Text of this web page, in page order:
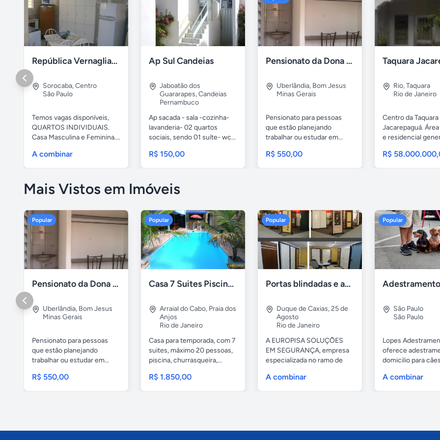
República Vernaglia-Estudantes e ou Trabalhadores
Sorocaba,Centro
São Paulo
Temos vagas disponíveis,
QUARTOS INDIVIDUAIS.
Casa Masculina e Feminina....
A combinar
Ap Sul Candeias
Jaboatão dos
Guararapes,Candeias
Pernambuco
Ap sacada - sala -cozinha-
lavanderia- 02 quartos
sociais, sendo 01 suíte- wc...
R$ 150,00
Pensionato da Dona Maria - Uberlândia/MG
Uberlândia, Bom Jesus
Minas Gerais
Pensionato para pessoas
que estão planejando
trabalhar ou estudar em...
R$ 550,00
Rio,Taquara
Rio de Janeiro
Centro da Taquara
Jacarepaguá.
e residencial
R$
Mais Vistos em Imóveis
Popular
Pensionato da Dona Maria - Uberlândia/MG
Uberlândia, Bom Jesus
Minas Gerais
Pensionato para pessoas
que estão planejando
trabalhar ou estudar em...
R$ 550,00
Popular
Casa 7 Suites Piscina - Praia dos Anjos
Arraial do Cabo, Praia dos
Anjos
Rio de Janeiro
Casa para temporada, com 7
suites, máximo 20 pessoas,
piscina, churrasqueira,...
R$ 1.850,00
Popular
Portas blindadas e anti-arrombamento Europisa
Duque de Caxias,25 de
Agosto
Rio de Janeiro
A EUROPISA SOLUÇÕES
EM SEGURANÇA, empresa
especializada no ramo de
A combinar
Popular
São Paulo
São Paulo
Lopes
oferece
domicilio para
A combinar